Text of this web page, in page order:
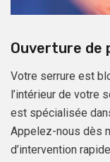
Ouverture de
Votre serrure est
l’intérieur de votre
est spécialisée
Appelez-nous dès
d’intervention